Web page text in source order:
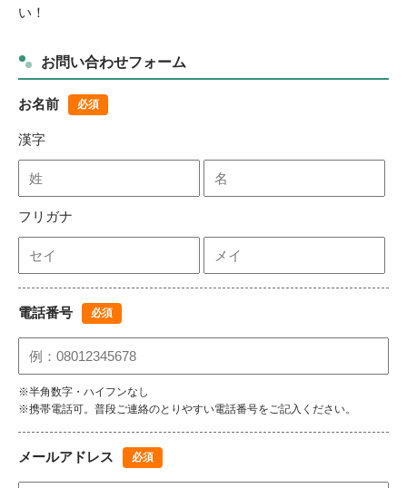
い！
お問い合わせフォーム
お名前 必須
漢字
フリガナ
電話番号 必須
※半角数字・ハイフンなし
※携帯電話可。普段ご連絡のとりやすい電話番号をご記入ください。
メールアドレス 必須